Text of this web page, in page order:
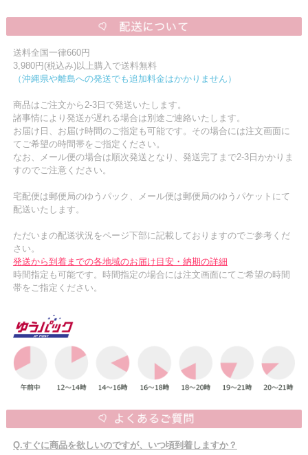
送料全国一律660円
3,980円(税込み)以上購入で送料無料
（沖縄県や離島への発送でも追加料金はかかりません）
商品はご注文から2-3日で発送いたします。
諸事情により発送が遅れる場合は別途ご連絡いたします。
お届け日、お届け時間のご指定も可能です。その場合には注文画面に
てご希望の時間帯をご指定ください。
なお、メール便の場合は順次発送となり、発送完了まで2-3日かかりま
すのでご注意ください。
宅配便は郵便局のゆうパック、メール便は郵便局のゆうパケットにて
配送いたします。
ただいまの配送状況をページ下部に記載しておりますのでご参考くだ
さい。
発送から到着までの各地域のお届け目安・納期の詳細
時間指定も可能です。時間指定の場合には注文画面にてご希望の時間
帯をご指定ください。
Q.すぐに商品を欲しいのですが、いつ頃到着しますか？